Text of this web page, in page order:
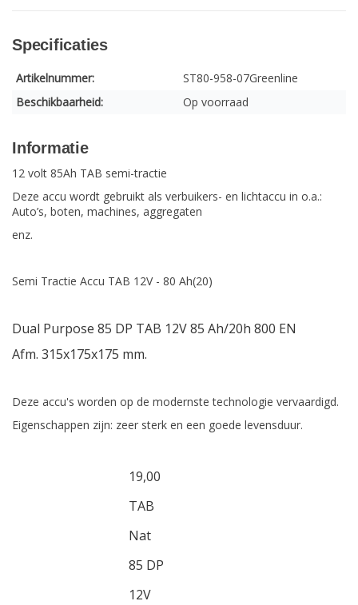
Specificaties
Artikelnummer:
ST80-958-07Greenline
Beschikbaarheid:
Op voorraad
Informatie
12 volt 85Ah TAB semi-tractie
Deze accu wordt gebruikt als verbuikers- en lichtaccu in o.a.:
Auto’s, boten, machines, aggregaten
enz.
Semi Tractie Accu TAB 12V - 80 Ah(20)
Dual Purpose 85 DP TAB 12V 85 Ah/20h 800 EN
Afm. 315x175x175 mm.
Deze accu's worden op de modernste technologie vervaardigd.
Eigenschappen zijn: zeer sterk en een goede levensduur.
19,00
TAB
Nat
85 DP
12V